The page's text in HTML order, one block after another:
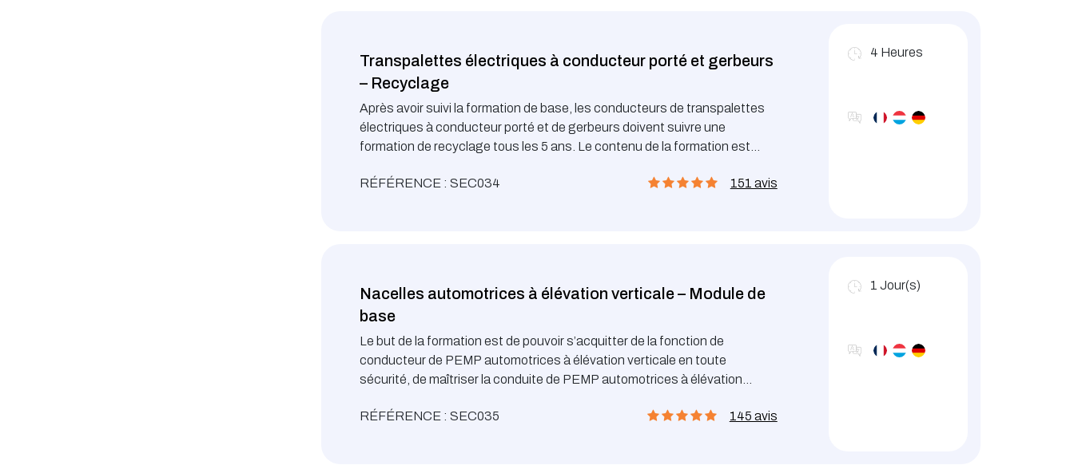
Transpalettes électriques à conducteur porté et gerbeurs
– Recyclage
Après avoir suivi la formation de base, les conducteurs de transpalettes
électriques à conducteur porté et de gerbeurs doivent suivre une
formation de recyclage tous les 5 ans. Le contenu de la formation est
Accident (www.aaa.lu)
RÉFÉRENCE : SEC034 151 avis
4 Heures
Nacelles automotrices à élévation verticale – Module de
base
Le but de la formation est de pouvoir s’acquitter de la fonction de
conducteur de PEMP automotrices à élévation verticale en toute
sécurité, de maîtriser la conduite de PEMP automotrices à élévation
légales
RÉFÉRENCE : SEC035 145 avis
1 Jour(s)